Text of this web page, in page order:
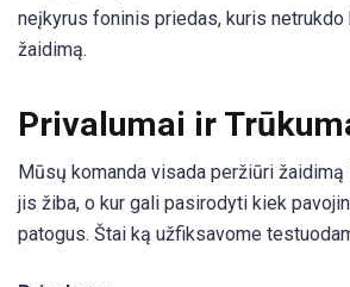
neįkyrus foninis priedas, kuris
žaidimą.
Privalumai ir
Mūsų komanda visada peržiūri
jis žiba, o kur gali pasirodyti kiek
patogus. Štai ką užfiksavome